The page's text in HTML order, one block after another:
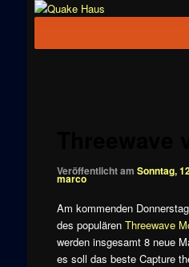
News zu
Veröffentlicht am Sonntag,
marco
Am kommenden
des populären Threewave
werden insgesamt 8 neue
es soll das beste Capture